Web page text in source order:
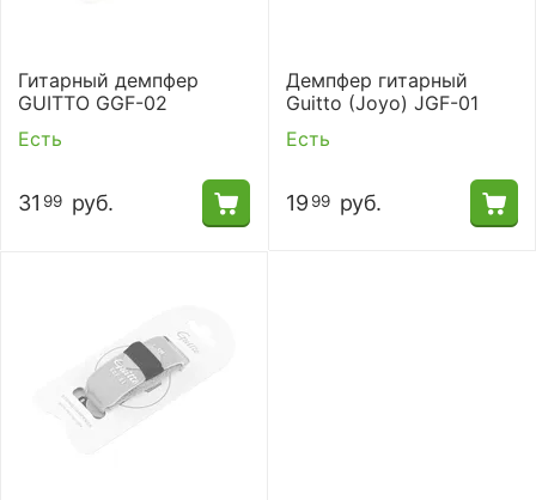
Гитарный демпфер
GUITTO GGF-02
Есть
31 99 руб.
Демпфер гитарный
Guitto (Joyo) JGF-01
Есть
19 99 руб.